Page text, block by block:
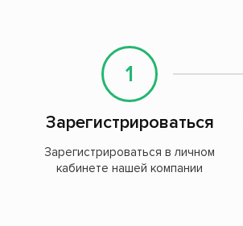
1
Зарегистрироваться
Зарегистрироваться в личном
кабинете нашей компании